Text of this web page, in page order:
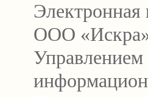
Электронная
ООО